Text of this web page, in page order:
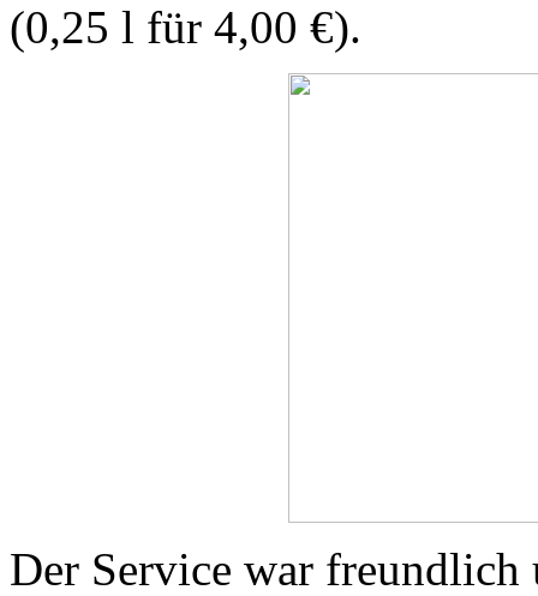
(0,25 l für 4,00 €).
Der Service war